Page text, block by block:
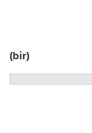
(bir)